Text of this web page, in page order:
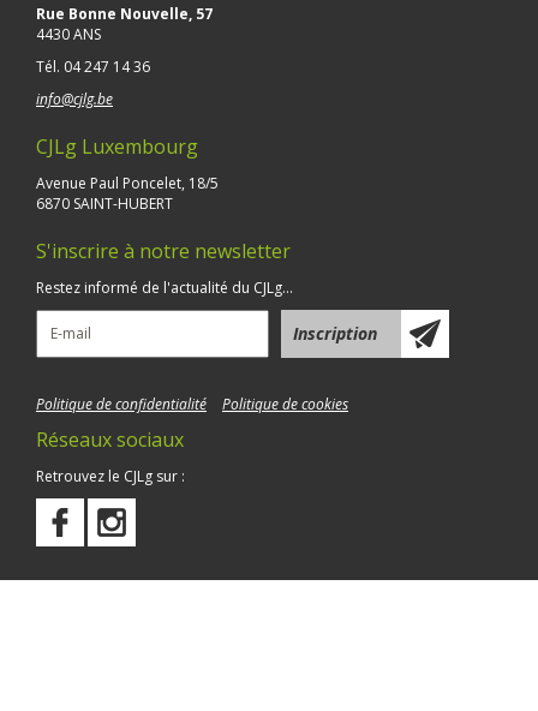
Rue Bonne Nouvelle, 57
4430 ANS
Tél. 04 247 14 36
info@cjlg.be
CJLg Luxembourg
Avenue Paul Poncelet, 18/5
6870 SAINT-HUBERT
S'inscrire à notre newsletter
Restez informé de l'actualité du CJLg...
Politique de confidentialité Politique de cookies
Réseaux sociaux
Retrouvez le CJLg sur :